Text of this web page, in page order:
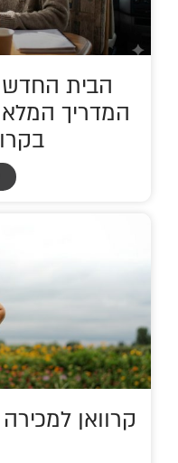
הבית
המדריך המלא
קרוואן